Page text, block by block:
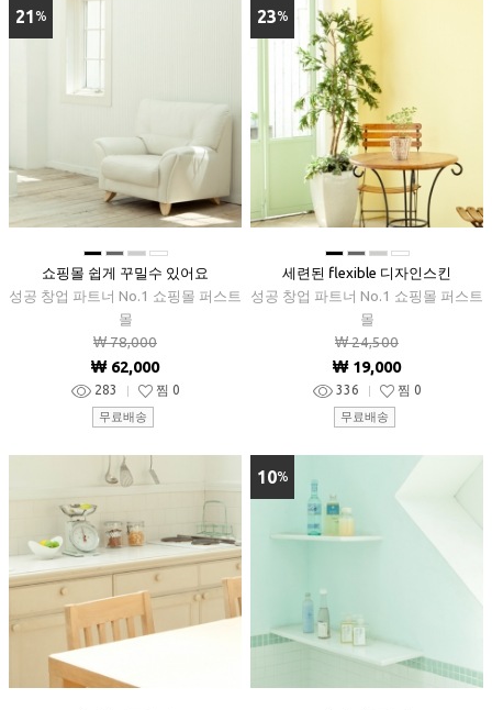
21 %
■ ■ ■ ■
쇼핑몰 쉽게 꾸밀수 있어요
성공 창업 파트너 No.1 쇼핑몰 퍼스트
몰
₩ 78,000
₩ 62,000
283 찜 0
무료배송
23%
■ ■ ■ ■
세련된 flexible 디자인스킨
성공 창업 파트너 No.1 쇼핑몰 퍼스트
몰
₩ 24,500
₩ 19,000
336 찜 0
무료배송
10%